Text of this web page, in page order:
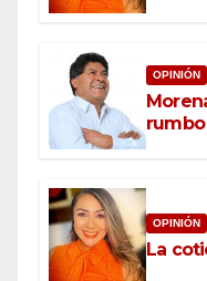
OPINIÓN
OPINIÓN
La